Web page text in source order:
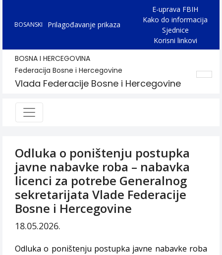
BOSANSKI Prilagođavanje prikaza
E-uprava FBIH
Kako do informacija
Sjednice
Korisni linkovi
BOSNA I HERCEGOVINA
Federacija Bosne i Hercegovine
Vlada Federacije Bosne i Hercegovine
Odluka o poništenju postupka
javne nabavke roba – nabavka
licenci za potrebe Generalnog
sekretarijata Vlade Federacije
Bosne i Hercegovine
18.05.2026.
Odluka o poništenju postupka javne nabavke roba